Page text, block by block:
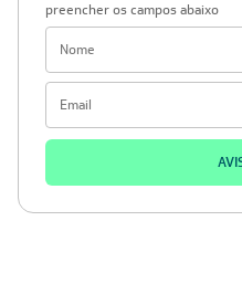
preencher os campos abaixo